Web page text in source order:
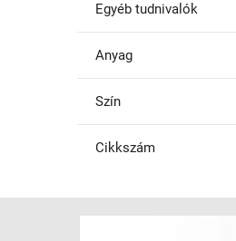
Egyéb tudnivalók
Anyag
Szín
Cikkszám